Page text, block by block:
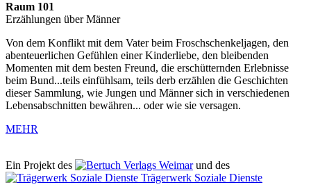
Raum 101
Erzählungen über Männer
Von dem Konflikt mit dem Vater beim Froschschenkeljagen, den
abenteuerlichen Gefühlen einer Kinderliebe, den bleibenden
Momenten mit dem besten Freund, die erschütternden Erlebnisse
beim Bund...teils einfühlsam, teils derb erzählen die Geschichten
dieser Sammlung, wie Jungen und Männer sich in verschiedenen
Lebensabschnitten bewähren... oder wie sie versagen.
MEHR
Ein Projekt des Verlags Weimarund des
Trägerwerk Soziale Dienste